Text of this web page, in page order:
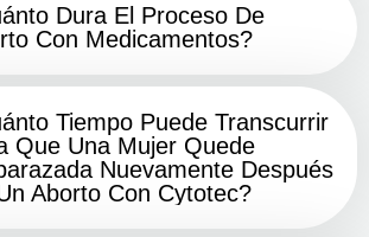
Dura El Proceso De
Con Medicamentos?
Tiempo Puede Transcurrir
Que Una Mujer Quede
Nuevamente Después
Aborto Con Cytotec?